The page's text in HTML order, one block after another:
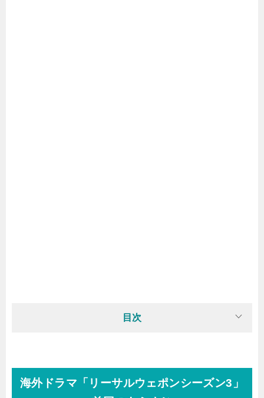
目次
海外ドラマ「リーサルウェポンシーズン3」